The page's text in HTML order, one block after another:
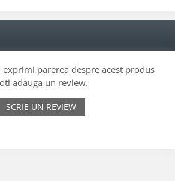
exprimi parerea despre acest produs
adauga un review.
SCRIE UN REVIEW